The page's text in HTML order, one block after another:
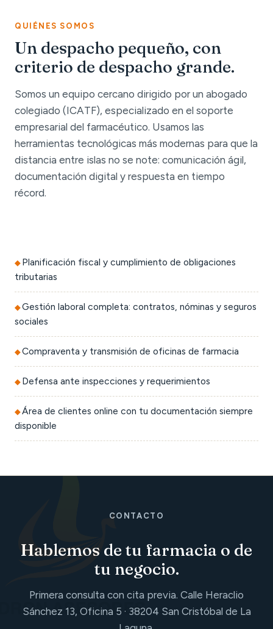
QUIÉNES SOMOS
Un despacho pequeño, con
criterio de despacho grande.
Somos un equipo cercano dirigido por un abogado
colegiado (ICATF), especializado en el soporte
empresarial del farmacéutico. Usamos las
herramientas tecnológicas más modernas para que la
distancia entre islas no se note: comunicación ágil,
documentación digital y respuesta en tiempo
récord.
Planificación fiscal y cumplimiento de obligaciones
tributarias
Gestión laboral completa: contratos, nóminas y seguros
sociales
Compraventa y transmisión de oficinas de farmacia
Defensa ante inspecciones y requerimientos
Área de clientes online con tu documentación siempre
disponible
CONTACTO
Hablemos de tu farmacia o de
tu negocio.
Primera consulta con cita previa. Calle Heraclio
Sánchez 13, Oficina 5 · 38204 San Cristóbal de La